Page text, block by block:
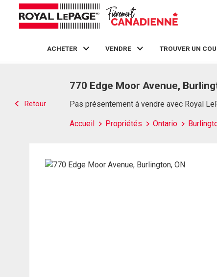
ACHETER VENDRE TROUVER UN
Retour
770 Edge Moor Avenue,
Pas présentement à vendre avec Royal
Accueil Propriétés Ontario